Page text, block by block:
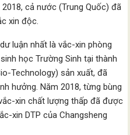
cả nước (Trung Quốc) đã
xin độc.
luận nhất là vắc-xin phòng
học Trường Sinh tại thành
Technology) sản xuất, đã
hưởng. Năm 2018, từng bùng
xin chất lượng thấp đã được
xin DTP của Changsheng